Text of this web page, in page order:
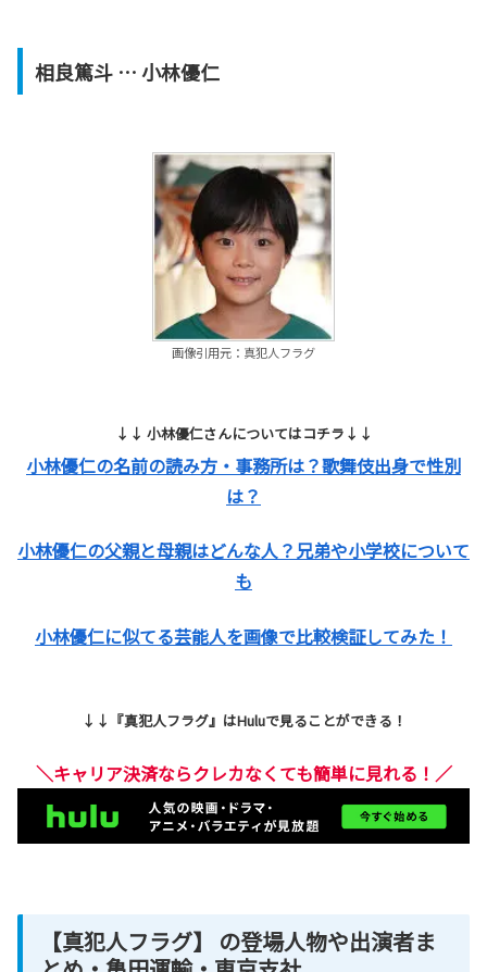
相良篤斗… 小林優仁
画像引用元：真犯人フラグ
↓↓ 小林優仁さんについてはコチラ↓↓
小林優仁の名前の読み方・事務所は？歌舞伎出身で性別
は？
小林優仁の父親と母親はどんな人？兄弟や小学校について
も
小林優仁に似てる芸能人を画像で比較検証してみた！
↓↓『真犯人フラグ』はHuluで見ることができる！
＼キャリア決済ならクレカなくても簡単に見れる！／
【真犯人フラグ】 の登場人物や出演者ま